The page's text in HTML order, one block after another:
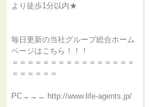
より徒歩1分以内★
毎日更新の当社グループ総合ホーム
ページはこちら！！！
＝＝＝＝＝＝＝＝＝＝＝＝＝＝＝＝
＝＝＝＝＝＝
PC→→→ http://www.life-agents.jp/